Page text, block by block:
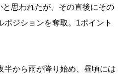
思われたが、その直後にその
ジションを奪取。1ポイント
半から雨が降り始め、昼頃には